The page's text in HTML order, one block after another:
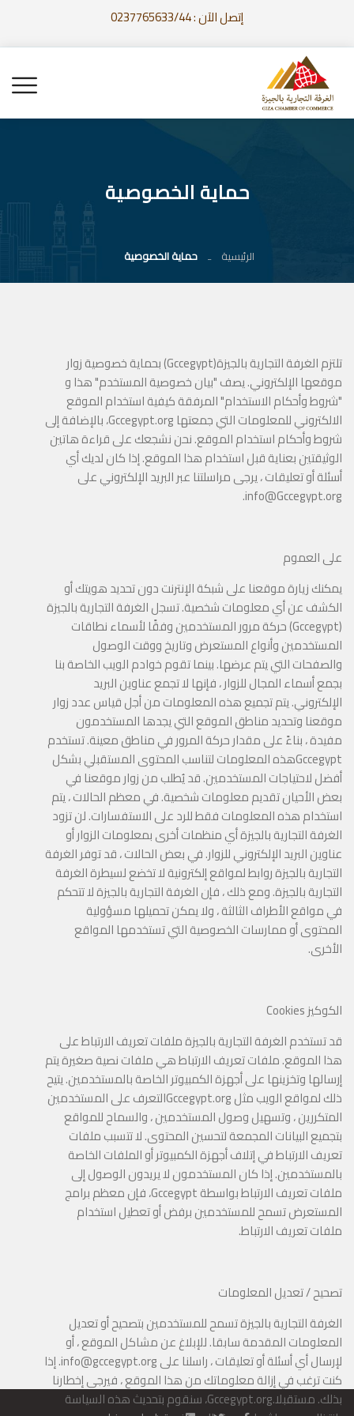
إتصل الآن : 0237765633/44
حماية الخصوصية
الرئيسية حماية الخصوصية
تلتزم الغرفة التجارية بالجيزة(Gccegypt) بحماية خصوصية زوار
موقعها الإلكتروني. يصف "بيان خصوصية المستخدم" هذا و
"شروط وأحكام الاستخدام" المرفقة كيفية استخدام الموقع
الالكتروني للمعلومات التي جمعتها Gccegypt.org، بالإضافة إلى
شروط وأحكام استخدام الموقع. نحن نشجعك على قراءة هاتين
الوثيقتين بعناية قبل استخدام هذا الموقع. إذا كان لديك أي
أسئلة أو تعليقات ، يرجى مراسلتنا عبر البريد الإلكتروني على
info@Gccegypt.org
.
على العموم
يمكنك زيارة موقعنا على شبكة الإنترنت دون تحديد هويتك أو
الكشف عن أي معلومات شخصية. تسجل الغرفة التجارية بالجيزة
(
Gccegypt) حركة مرور المستخدمين وفقًا لأسماء نطاقات
المستخدمين وأنواع المستعرض وتاريخ ووقت الوصول
والصفحات التي يتم عرضها. بينما تقوم خوادم الويب الخاصة بنا
بجمع أسماء المجال للزوار ، فإنها لا تجمع عناوين البريد
الإلكتروني. يتم تجميع هذه المعلومات من أجل قياس عدد زوار
موقعنا وتحديد مناطق الموقع التي يجدها المستخدمون
مفيدة ، بناءً على مقدار حركة المرور في مناطق معينة. تستخدم
Gccegyptهذه المعلومات لتناسب المحتوى المستقبلي بشكل
أفضل لاحتياجات المستخدمين. قد يُطلب من زوار موقعنا في
بعض الأحيان تقديم معلومات شخصية. في معظم الحالات ، يتم
استخدام هذه المعلومات فقط للرد على الاستفسارات. لن تزود
الغرفة التجارية بالجيزة أي منظمات أخرى بمعلومات الزوار أو
عناوين البريد الإلكتروني للزوار. في بعض الحالات ، قد توفر الغرفة
التجارية بالجيزة روابط لمواقع إلكترونية لا تخضع لسيطرة الغرفة
التجارية بالجيزة. ومع ذلك ، فإن الغرفة التجارية بالجيزة لا تتحكم
في مواقع الأطراف الثالثة ، ولا يمكن تحميلها مسؤولية
المحتوى أو ممارسات الخصوصية التي تستخدمها المواقع
الأخرى.
الكوكيزCookies
قد تستخدم الغرفة التجارية بالجيزة ملفات تعريف الارتباط على
هذا الموقع. ملفات تعريف الارتباط هي ملفات نصية صغيرة يتم
إرسالها وتخزينها على أجهزة الكمبيوتر الخاصة بالمستخدمين. يتيح
ذلك لمواقع الويب مثلGccegypt.orgالتعرف على المستخدمين
المتكررين ، وتسهيل وصول المستخدمين ، والسماح للمواقع
بتجميع البيانات المجمعة لتحسين المحتوى. لا تتسبب ملفات
تعريف الارتباط في إتلاف أجهزة الكمبيوتر أو الملفات الخاصة
بالمستخدمين. إذا كان المستخدمون لا يريدون الوصول إلى
ملفات تعريف الارتباط بواسطةGccegypt، فإن معظم برامج
المستعرض تسمح للمستخدمين برفض أو تعطيل استخدام
ملفات تعريف الارتباط.
تصحيح / تعديل المعلومات
الغرفة التجارية بالجيزة تسمح للمستخدمين بتصحيح أو تعديل
المعلومات المقدمة سابقا. للإبلاغ عن مشاكل الموقع ، أو
لإرسال أي أسئلة أو تعليقات ، راسلنا علىinfo@gccegypt.org. إذا
كنت ترغب في إزالة معلوماتك من هذا الموقع ، فيرجى إخطارنا
بذلك. مستقبلاGccegypt.org.، سنقوم بتحديث هذه السياسة